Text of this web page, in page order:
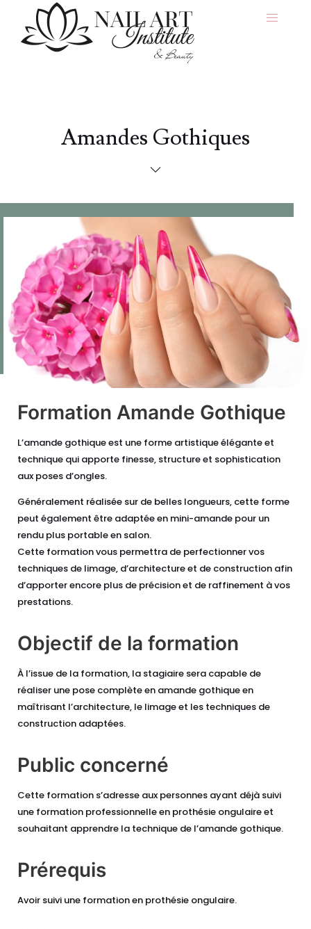
Amandes Gothiques
Formation Amande Gothique
L’amande gothique est une forme artistique élégante et
technique qui apporte finesse, structure et sophistication
aux poses d’ongles.
Généralement réalisée sur de belles longueurs, cette forme
peut également être adaptée en mini-amande pour un
rendu plus portable en salon.
Cette formation vous permettra de perfectionner vos
techniques de limage, d’architecture et de construction afin
d’apporter encore plus de précision et de raffinement à vos
prestations.
Objectif de la formation
À l’issue de la formation, la stagiaire sera capable de
réaliser une pose complète en amande gothique en
maîtrisant l’architecture, le limage et les techniques de
construction adaptées.
Public concerné
Cette formation s’adresse aux personnes ayant déjà suivi
une formation professionnelle en prothésie ongulaire et
souhaitant apprendre la technique de l’amande gothique.
Prérequis
Avoir suivi une formation en prothésie ongulaire.